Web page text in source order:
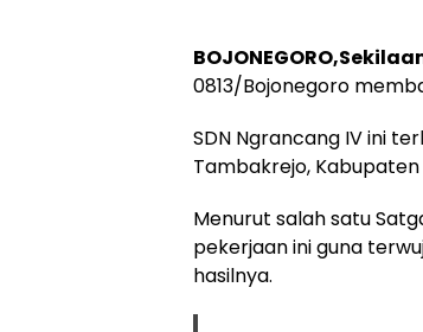
0813/Bojonegoro
SDN Ngrancang IV ini
Tambakrejo, Kabupaten
Menurut salah satu
pekerjaan ini guna
hasilnya.